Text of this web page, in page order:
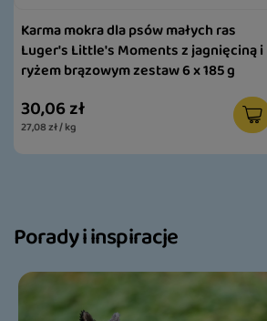
Karma mokra dla psów małych ras
Luger's Little's Moments z jagnięciną i
ryżem brązowym zestaw 6 x 185 g
30,06 zł
27,08 zł / kg
Porady i inspiracje